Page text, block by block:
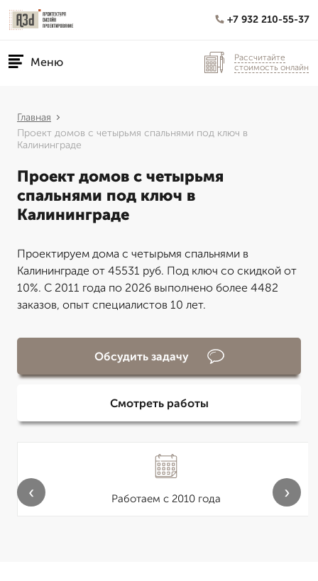
+7 932 210-55-37
Меню
Рассчитайте
стоимость онлайн
Главная
Проект домов с четырьмя спальнями под ключ в
Калининграде
Проект домов с четырьмя
спальнями под ключ в
Калининграде
Проектируем дома с четырьмя спальнями в
Калининграде от 45531 руб. Под ключ со скидкой от
10%. С 2011 года по 2026 выполнено более 4482
заказов, опыт специалистов 10 лет.
Обсудить задачу
Смотреть работы
Работаем с 2010 года
‹ ›